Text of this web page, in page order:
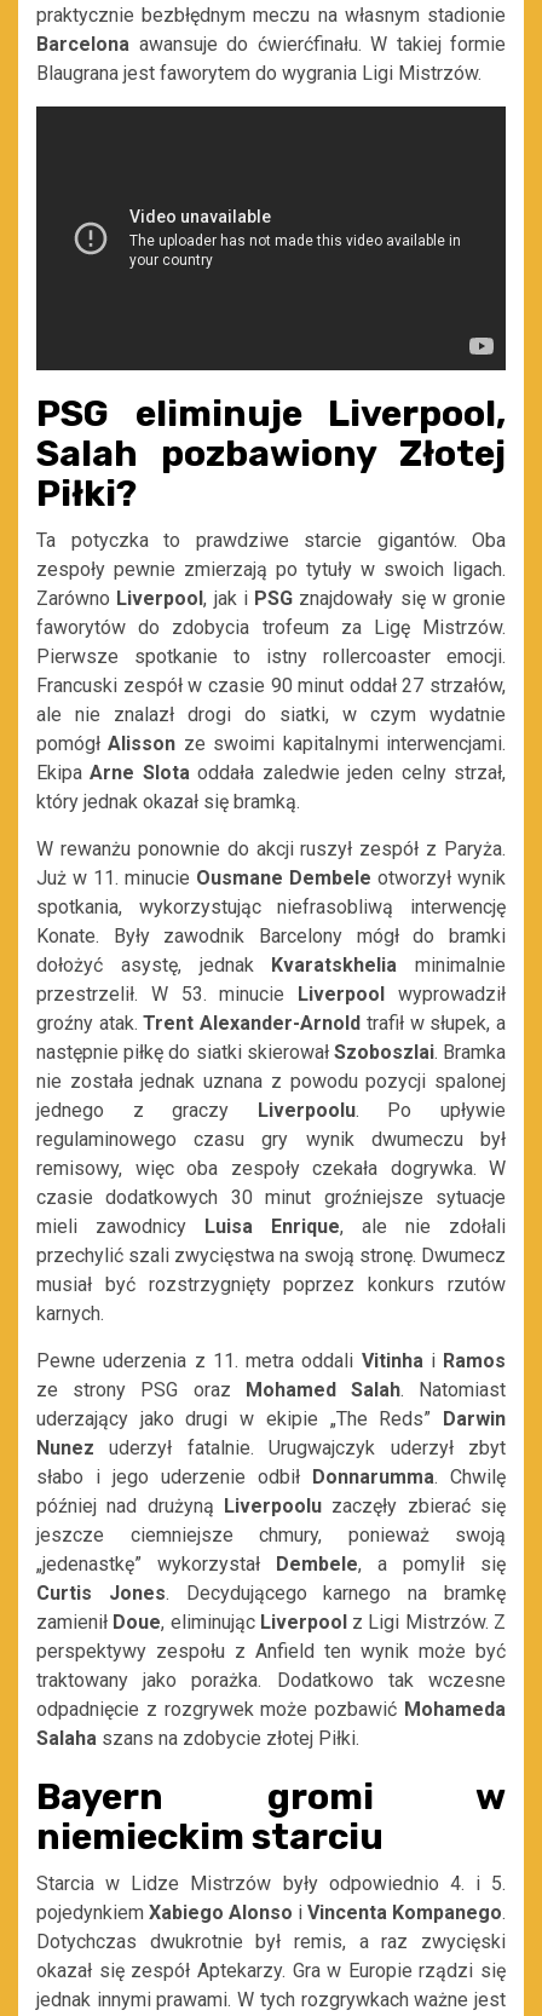
praktycznie bezbłędnym meczu na własnym stadionie
Barcelona awansuje do ćwierćfinału. W takiej formie
Blaugrana jest faworytem do wygrania Ligi Mistrzów.
PSG eliminuje Liverpool,
Salah pozbawiony Złotej
Piłki?
Ta potyczka to prawdziwe starcie gigantów. Oba
zespoły pewnie zmierzają po tytuły w swoich ligach.
Zarówno Liverpool, jak i PSG znajdowały się w gronie
faworytów do zdobycia trofeum za Ligę Mistrzów.
Pierwsze spotkanie to istny rollercoaster emocji.
Francuski zespół w czasie 90 minut oddał 27 strzałów,
ale nie znalazł drogi do siatki, w czym wydatnie
pomógłAlisson ze swoimi kapitalnymi interwencjami.
EkipaArne Slotaoddała zaledwie jeden celny strzał,
który jednak okazał się bramką.
W rewanżu ponownie do akcji ruszył zespół z Paryża.
Już w 11. minucie Ousmane Dembele otworzył wynik
spotkania, wykorzystując niefrasobliwą interwencję
Konate. Były zawodnik Barcelony mógł do bramki
dołożyć asystę, jednak
Kvaratskhelia minimalnie
przestrzelił. W 53. minucie
Liverpool
wyprowadził
groźny atak.Trent Alexander-Arnold trafił w słupek, a
następnie piłkę do siatki skierował Szoboszlai. Bramka
nie została jednak uznana z powodu pozycji spalonej
jednego z graczy
Liverpoolu. Po upływie
regulaminowego czasu gry wynik dwumeczu był
remisowy, więc oba zespoły czekała dogrywka. W
czasie dodatkowych 30 minut groźniejsze sytuacje
mieli zawodnicy
Luisa Enrique, ale nie zdołali
przechylić szali zwycięstwa na swoją stronę. Dwumecz
musiał być rozstrzygnięty poprzez konkurs rzutów
karnych.
Pewne uderzenia z 11. metra oddali Vitinhai Ramos
ze strony PSG oraz
Mohamed Salah. Natomiast
uderzający jako drugi w ekipie „The Reds”
Darwin
Nunez uderzył fatalnie. Urugwajczyk uderzył zbyt
słabo i jego uderzenie odbił
Donnarumma. Chwilę
później nad drużyną
Liverpoolu zaczęły zbierać się
jeszcze ciemniejsze chmury, ponieważ swoją
„jedenastkę” wykorzystał
Dembele, a pomylił się
Curtis Jones. Decydującego karnego na bramkę
zamienił Doue, eliminując Liverpool z Ligi Mistrzów. Z
perspektywy zespołu z Anfield ten wynik może być
traktowany jako porażka. Dodatkowo tak wczesne
odpadnięcie z rozgrywek może pozbawić Mohameda
Salaha szans na zdobycie złotej Piłki.
Bayern gromi w
niemieckim starciu
Starcia w Lidze Mistrzów były odpowiednio 4. i 5.
pojedynkiem Xabiego Alonso i Vincenta Kompanego.
Dotychczas dwukrotnie był remis, a raz zwycięski
okazał się zespół Aptekarzy. Gra w Europie rządzi się
jednak innymi prawami. W tych rozgrywkach ważne jest